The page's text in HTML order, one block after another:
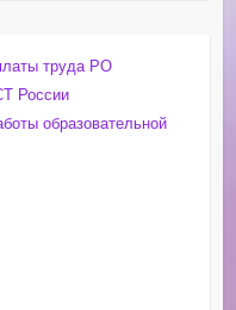
труда РО
России
образовательной